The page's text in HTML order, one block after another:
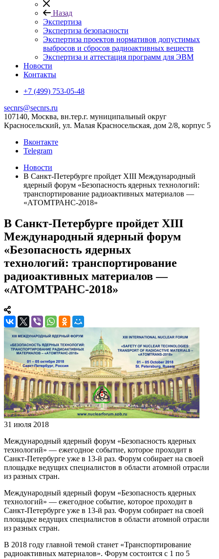
Назад
Экспертиза
Экспертиза безопасности
Экспертиза проектов нормативов допустимых
выбросов и сбросов радиоактивных веществ
Экспертиза и аттестация программ для ЭВМ
Новости
Контакты
+7 (499) 753-05-48
secnrs@secnrs.ru
107140, Москва, вн.тер.г. муниципальный округ
Красносельский, ул. Малая Красносельская, дом 2/8, корпус 5
Вконтакте
Telegram
Новости
В Санкт-Петербурге пройдет XIII Международный
ядерный форум «Безопасность ядерных технологий:
транспортирование радиоактивных материалов —
«АТОМТРАНС-2018»
В Санкт-Петербурге пройдет XIII
Международный ядерный форум
«Безопасность ядерных
технологий: транспортирование
радиоактивных материалов —
«АТОМТРАНС-2018»
31 июля 2018
Международный ядерный форум «Безопасность ядерных
технологий» — ежегодное событие, которое проходит в
Санкт-Петербурге уже в 13-й раз. Форум собирает на своей
площадке ведущих специалистов в области атомной отрасли
из разных стран.
Международный ядерный форум «Безопасность ядерных
технологий» — ежегодное событие, которое проходит в
Санкт-Петербурге уже в 13-й раз. Форум собирает на своей
площадке ведущих специалистов в области атомной отрасли
из разных стран.
В 2018 году главной темой станет «Транспортирование
радиоактивных материалов». Форум состоится с 1 по 5